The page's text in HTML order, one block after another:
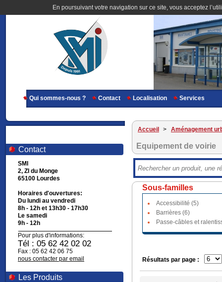
En poursuivant votre navigation sur ce site, vous acceptez
Qui sommes-nous ? Contact Localisation Services
Contact
SMI
2, ZI du Monge
65100 Lourdes
Horaires d'ouvertures:
Du lundi au vendredi
8h - 12h et 13h30 - 17h30
Le samedi
9h - 12h
Pour plus d'informations:
Tél : 05 62 42 02 02
Fax : 05 62 42 06 75
nous contacter par email
Les Produits
Accueil > Aménagement
Equipement de voirie
Sous-familles
Accessibilité (5)
Barrières (6)
Passe-câbles et
Résultats par page :